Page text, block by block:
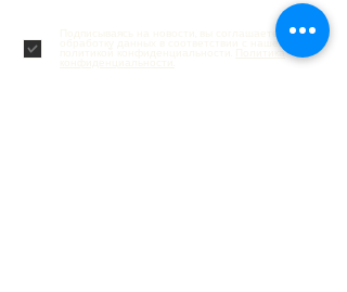
Подписываясь на новости, вы соглашаетесь на
обработку данных в соответствии с нашей
Политика